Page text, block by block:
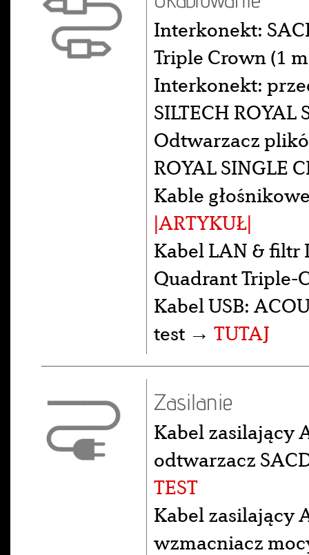
Interkonekt:
Triple Crown (1
Interkonekt:
SILTECH
Odtwarzacz
ROYAL SINGLE
Kable
|ARTYKUŁ|
Kabel LAN & filtr
Quadrant Triple-
Kabel USB:
test → TUTAJ
Zasilanie
Kabel zasilający
odtwarzacz
TEST
Kabel zasilający
wzmacniacz